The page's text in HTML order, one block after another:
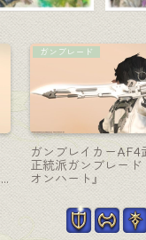
ミニオン
かわいらしいカエル
ミニオン 『フロッ